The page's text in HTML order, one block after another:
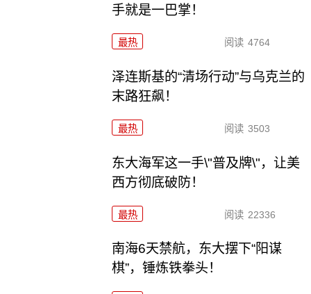
手就是一巴掌！
最热 阅读 4764
泽连斯基的“清场行动”与乌克兰的
末路狂飙！
最热 阅读 3503
东大海军这一手\"普及牌\"，让美
西方彻底破防！
最热 阅读 22336
南海6天禁航，东大摆下“阳谋
棋”，锤炼铁拳头！